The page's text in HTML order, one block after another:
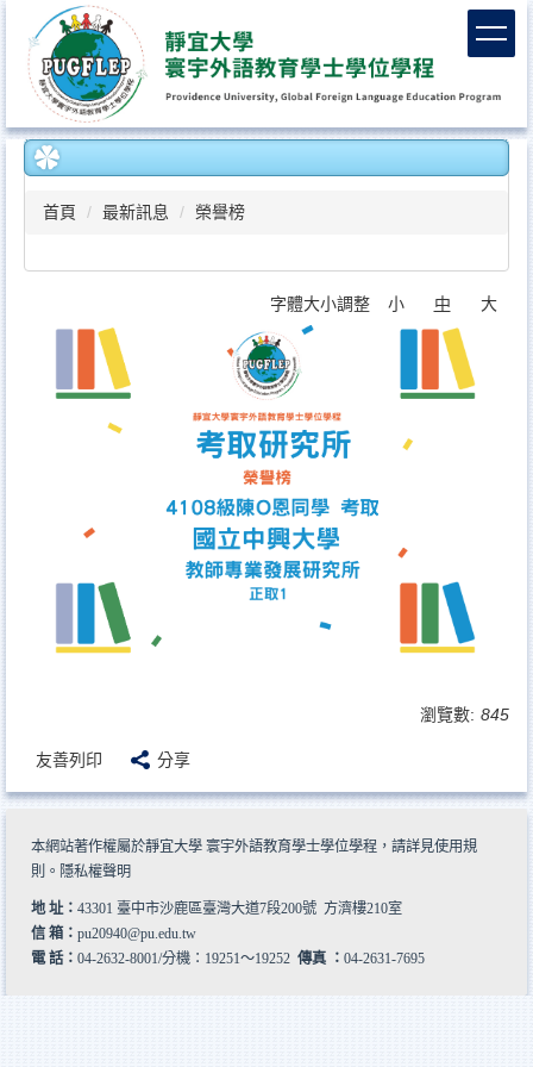
容
區
首頁 最新訊息 榮譽榜
字體大小調整 小 中 大
瀏覽數: 845
友善列印 分享
本網站著作權屬於靜宜大學 寰宇外語教育學士學位學程，請詳見使用規
則 。 隱私權聲明
地 址： 43301 臺中市沙鹿區臺灣大道7段200號 方濟樓210室
信 箱： pu20940@pu.edu.tw
電 話： 04-2632-8001/分機：19251～19252 傳真 ： 04-2631-7695